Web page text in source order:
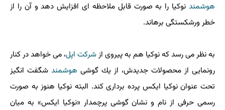
هوشمند نوكیا را به صورت قابل ملاحظه ای افزایش دهد و آن را از
خطر ورشكستگی برهاند.
به نظر می رسد كه نوكیا هم به پیروی ازشركت اپل، می خواهد در كنار
رونمایی از محصولات جدیدش، از یك گوشی هوشمند شگفت انگیز
تحت عنوان نوكیا ایكس پرده برداری كند. البته نوكیا هنوز به صورت
رسمی حرفی از نام و نشان گوشی پرچمدار «نوكیا ایكس» به میان